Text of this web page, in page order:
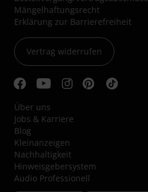
Mängelhaftungsrecht
Erklärung zur Barrierefreiheit
Vertrag widerrufen
Über uns
Jobs & Karriere
Blog
Kleinanzeigen
Nachhaltigkeit
Hinweisgebersystem
Audio Professionell